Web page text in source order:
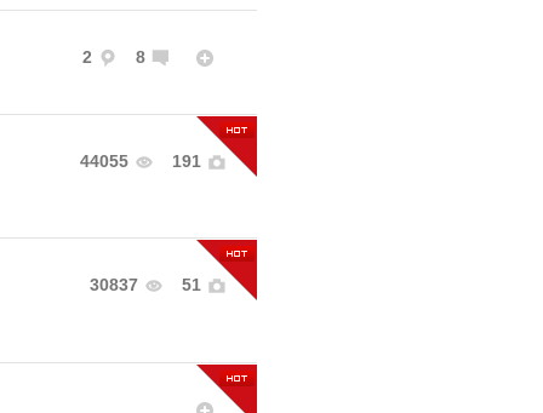
2 8
44055 191
30837 51